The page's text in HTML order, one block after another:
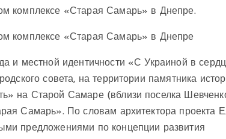
комплексе «Старая Самарь» в Днепре.
комплексе «Старая Самарь» в Днепре
и местной идентичности «С Украиной в
совета, на территории памятника
на Старой Самаре (вблизи поселка
Самарь». По словам архитектора проекта
предложениями по концепции развития